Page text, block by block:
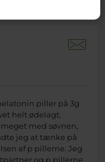
piller på 3g
helt ødelagt,
med søvnen,
jeg at tænke på
af p pillerne. Jeg
og p pillerne